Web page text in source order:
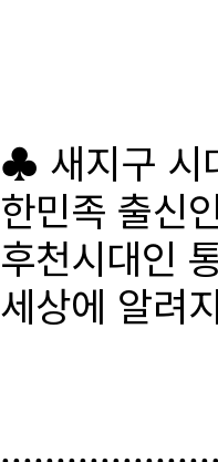
♣ 새지구 시
한민족 출신
후천시대인
세상에 알려